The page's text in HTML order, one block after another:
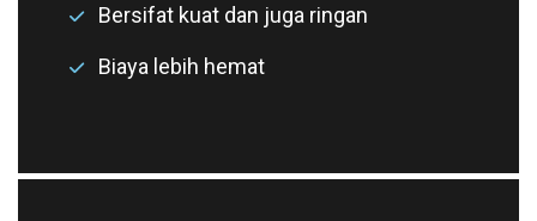
Bersifat kuat dan juga ringan
Biaya lebih hemat